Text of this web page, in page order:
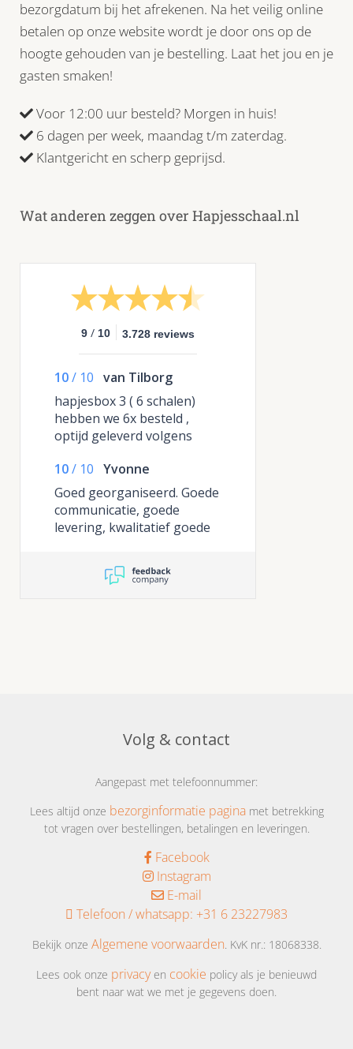
bezorgdatum bij het afrekenen. Na het veilig online
betalen op onze website wordt je door ons op de
hoogte gehouden van je bestelling. Laat het jou en je
gasten smaken!
Voor 12:00 uur besteld? Morgen in huis!
6 dagen per week, maandag t/m zaterdag.
Klantgericht en scherp geprijsd.
Wat anderen zeggen over Hapjesschaal.nl
9 / 10 3.728 reviews
10/ 10 van Tilborg
hapjesbox 3 ( 6 schalen)
hebben we 6x besteld ,
optijd geleverd volgens
gevulde schalen
10/ 10 Yvonne
Goed georganiseerd. Goede
communicatie, goede
levering, kwalitatief goede
tussen prijs en product
Volg & contact
Aangepast met telefoonnummer:
Lees altijd onze bezorginformatie paginamet betrekking
tot vragen over bestellingen, betalingen en leveringen.
Facebook
Instagram
E-mail
Telefoon / whatsapp: +31 6 23227983
Bekijk onze Algemene voorwaarden. KvK nr.: 18068338.
Lees ook onze privacyen cookie policy als je benieuwd
bent naar wat we met je gegevens doen.